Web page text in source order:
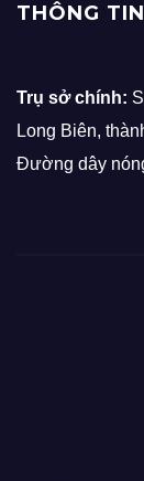
THÔNG
Trụ sở chính:
Long Biên,
Đường dây